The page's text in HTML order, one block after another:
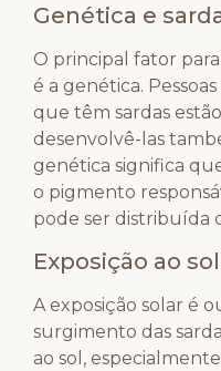
Genética e
O principal fator
é a genética.
que têm sardas
desenvolvê-las
genética significa
o pigmento
pode ser distribuída
Exposição ao sol
A exposição solar é
surgimento das
ao sol,